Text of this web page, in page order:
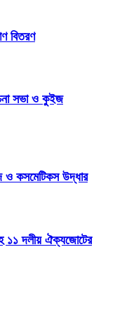
বিতরণ
সভা ও কুইজ
ও কসমেটিকস উদ্ধার
১১ দলীয় ঐক্যজোটের